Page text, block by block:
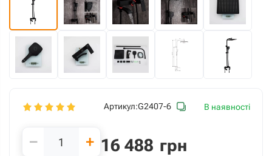
Артикул:G2407-6 В наявності
− + 16 488 грн